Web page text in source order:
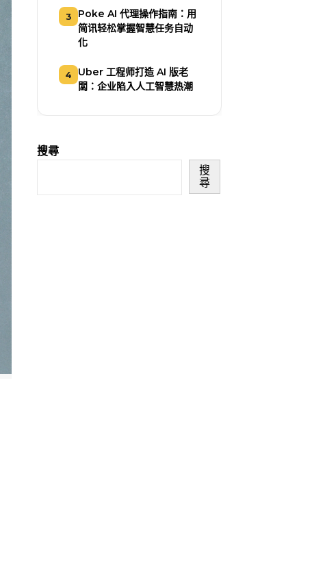
3
Poke AI 代理操作指南：用
简讯轻松掌握智慧任务自动
化
4
Uber 工程师打造 AI 版老
闆：企业陷入人工智慧热潮
搜尋
搜
尋